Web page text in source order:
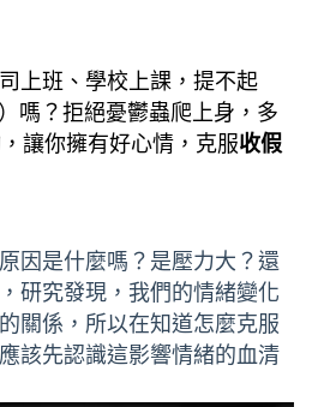
上班、學校上課，提不起
嗎？拒絕憂鬱蟲爬上身，多
讓你擁有好心情，克服收假
因是什麼嗎？是壓力大？還
研究發現，我們的情緒變化
關係，所以在知道怎麼克服
該先認識這影響情緒的血清